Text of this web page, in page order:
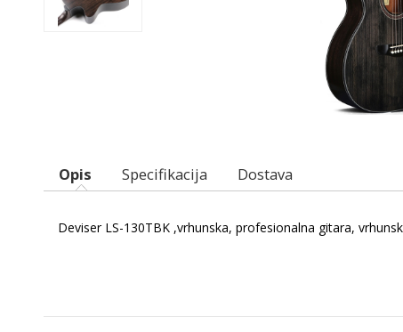
Opis Specifikacija Dostava
Deviser LS-130TBK ,vrhunska, profesionalna gitara,